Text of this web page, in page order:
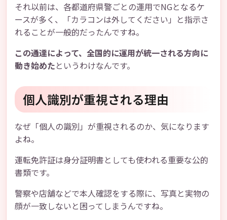
それ以前は、各都道府県警ごとの運用でNGとなるケ
ースが多く、「カラコンは外してください」と指示さ
れることが一般的だったんですね。
この通達によって、全国的に運用が統一される方向に
動き始めたというわけなんです。
個人識別が重視される理由
なぜ「個人の識別」が重視されるのか、気になります
よね。
運転免許証は身分証明書としても使われる重要な公的
書類です。
警察や店舗などで本人確認をする際に、写真と実物の
顔が一致しないと困ってしまうんですね。